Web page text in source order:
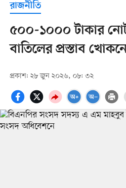
রাজনীতি
৫০০-১০০০ টাকার
বাতিলের প্রস্তাব
প্রকাশ: ২৮ জুন ২০২৬, ০৮: ৩২